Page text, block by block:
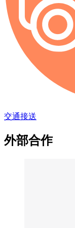
交通接送
外部合作